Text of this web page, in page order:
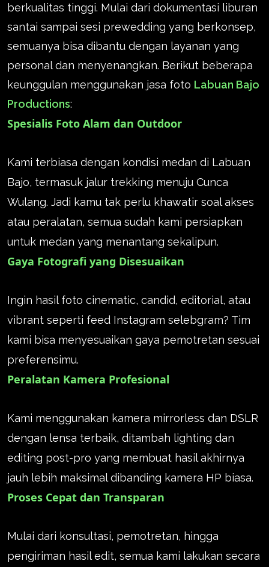
berkualitas tinggi. Mulai dari dokumentasi liburan
santai sampai sesi prewedding yang berkonsep,
semuanya bisa dibantu dengan layanan yang
personal dan menyenangkan. Berikut beberapa
keunggulan menggunakan jasa foto Labuan Bajo
Productions:
Spesialis Foto Alam dan Outdoor
Kami terbiasa dengan kondisi medan di Labuan
Bajo, termasuk jalur trekking menuju Cunca
Wulang. Jadi kamu tak perlu khawatir soal akses
atau peralatan, semua sudah kami persiapkan
untuk medan yang menantang sekalipun.
Gaya Fotografi yang Disesuaikan
Ingin hasil foto cinematic, candid, editorial, atau
vibrant seperti feed Instagram selebgram? Tim
kami bisa menyesuaikan gaya pemotretan sesuai
preferensimu.
Peralatan Kamera Profesional
Kami menggunakan kamera mirrorless dan DSLR
dengan lensa terbaik, ditambah lighting dan
editing post-pro yang membuat hasil akhirnya
jauh lebih maksimal dibanding kamera HP biasa.
Proses Cepat dan Transparan
Mulai dari konsultasi, pemotretan, hingga
pengiriman hasil edit, semua kami lakukan secara